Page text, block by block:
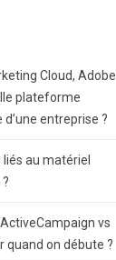
Cloud, Adobe
plateforme
d’une entreprise ?
au matériel
vs
quand on débute ?